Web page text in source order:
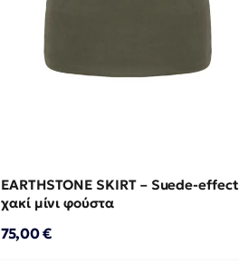
EARTHSTONE SKIRT – Suede-effect
χακί μίνι φούστα
75,00 €